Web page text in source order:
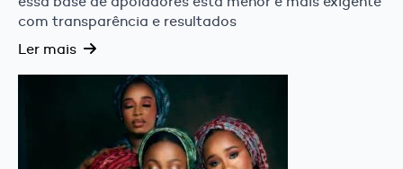
com transparência e resultados
Ler mais